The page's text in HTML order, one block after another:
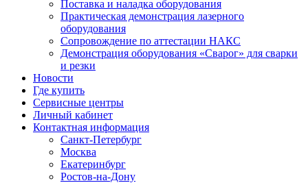
Поставка и наладка оборудования
Практическая демонстрация лазерного
оборудования
Сопровождение по аттестации НАКС
Демонстрация оборудования «Сварог» для сварки
и резки
Новости
Где купить
Сервисные центры
Личный кабинет
Контактная информация
Санкт-Петербург
Москва
Екатеринбург
Ростов-на-Дону